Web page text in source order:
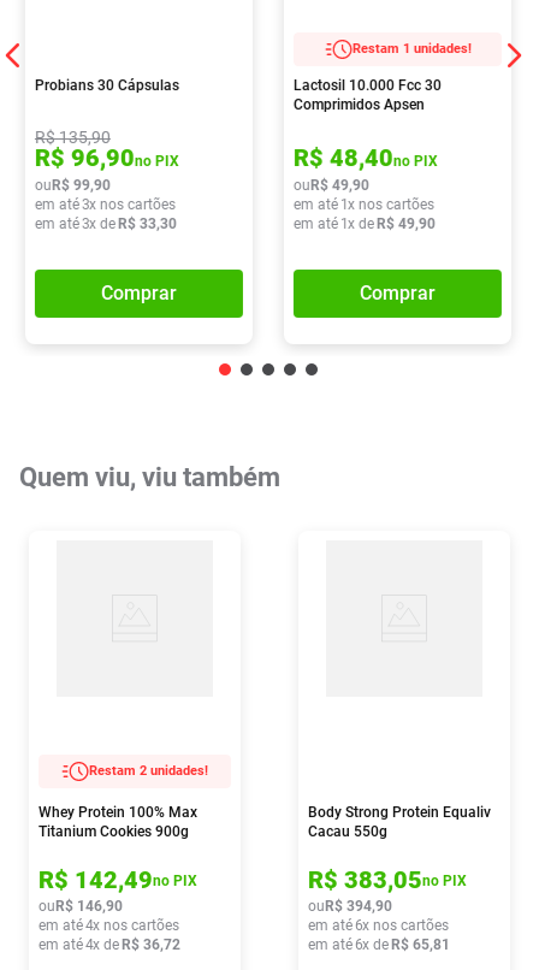
Probians 30 Cápsulas
R$135,90
R$ 96,90no PIX
ou R$ 99,90
em até3x nos cartões
em até3x de R$ 33,30
Comprar
Restam 1 unidades!
Lactosil 10.000 Fcc 30
Comprimidos Apsen
R$ 48,40no PIX
ou R$ 49,90
em até 1x nos cartões
em até 1x de R$ 49,90
Comprar
Quem viu, viu também
Restam 2 unidades!
Whey Protein 100% Max
Titanium Cookies 900g
R$ 142,49no PIX
ou R$ 146,90
em até4x nos cartões
em até4x de R$ 36,72
Body Strong Protein Equaliv
Cacau 550g
R$ 383,05no PIX
ou R$ 394,90
em até6x nos cartões
em até6x de R$ 65,81